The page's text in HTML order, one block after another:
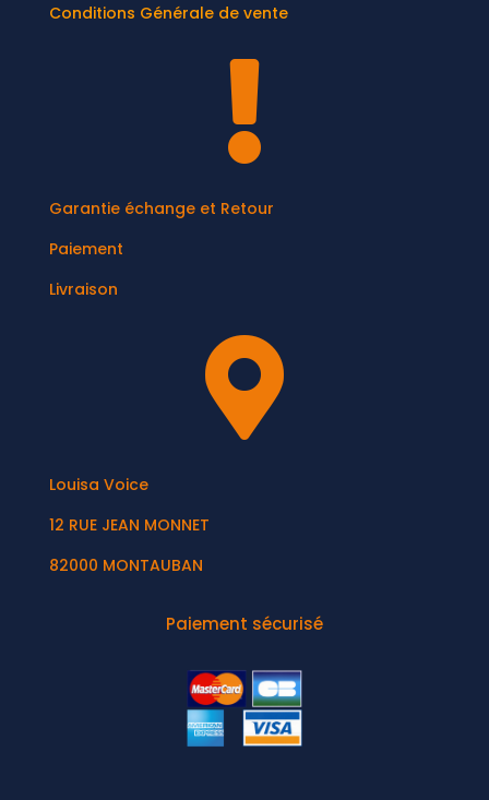
Conditions Générale de vente

Garantie échange et Retour
Paiement
Livraison

Louisa Voice
12 RUE JEAN MONNET
82000 MONTAUBAN
Paiement sécurisé